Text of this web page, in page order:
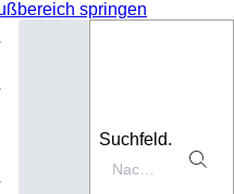
springen
Suchfeld.